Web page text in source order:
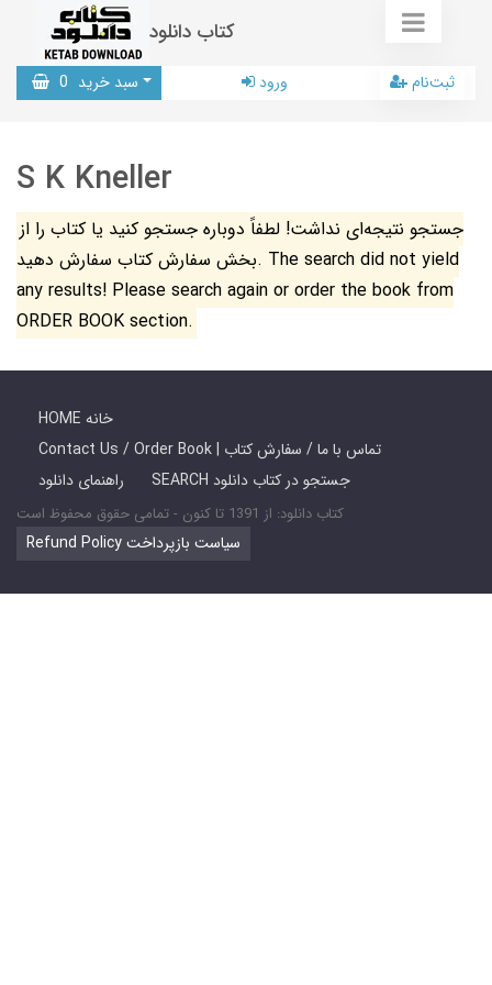
کتاب دانلود
سبد خرید 0 ورود ثبت‌نام
S K Kneller
جستجو نتیجه‌ای نداشت! لطفاً دوباره جستجو کنید یا کتاب را از
بخش سفارش کتاب سفارش دهید. The search did not yield
any results! Please search again or order the book from
ORDER BOOK section.
HOME خانه
Contact Us / Order Book | تماس با ما / سفارش کتاب
راهنمای دانلود
SEARCH جستجو در کتاب دانلود
کتاب دانلود: از 1391 تا کنون - تمامی حقوق محفوظ است
Refund Policy سیاست بازپرداخت